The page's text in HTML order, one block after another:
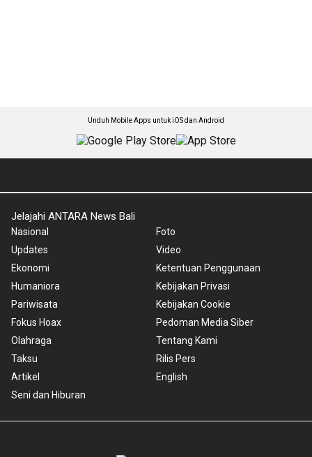
Unduh Mobile Apps untuk iOS dan Android
Jelajahi ANTARA News Bali
Nasional
Updates
Ekonomi
Humaniora
Pariwisata
Fokus Hoax
Olahraga
Taksu
Artikel
Seni dan Hiburan
Foto
Video
Ketentuan Penggunaan
Kebijakan Privasi
Kebijakan Cookie
Pedoman Media Siber
Tentang Kami
Rilis Pers
English